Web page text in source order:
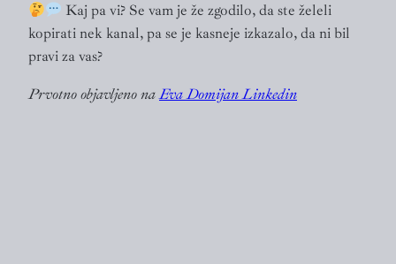
Kaj pa vi? Se vam je že zgodilo, da ste želeli
kopirati nek kanal, pa se je kasneje izkazalo, da ni bil
pravi za vas?
Prvotno objavljeno naEva Domijan Linkedin